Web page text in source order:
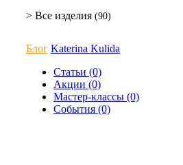
> Все изделия (90)
Блог Katerina Kulida
Статьи (0)
Акции (0)
Мастер-классы (0)
События (0)